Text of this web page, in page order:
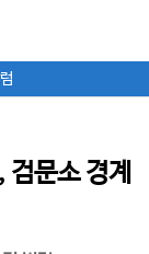
문소 경계